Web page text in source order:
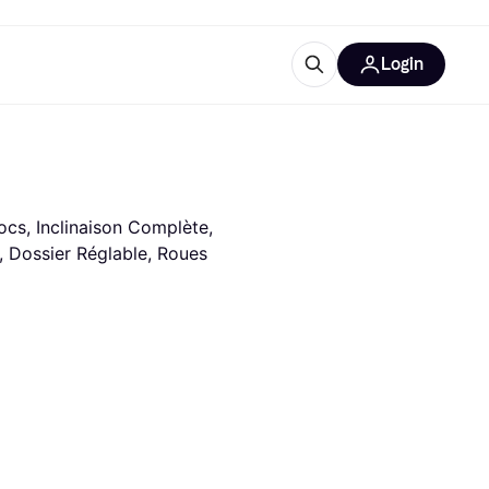
Login
Inclinaison Complète,
Réglable, Roues